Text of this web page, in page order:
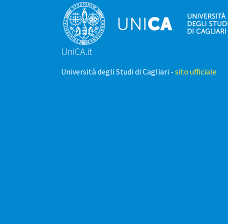
UniCA.it
Università degli Studi di Cagliari - sito ufficiale